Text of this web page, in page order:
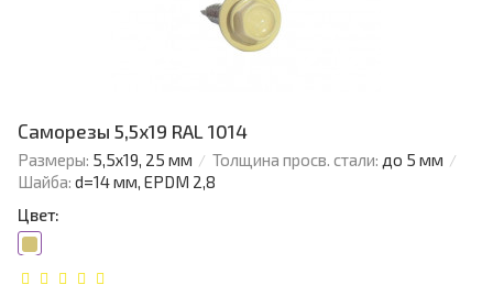
Саморезы 5,5х19 RAL 1014
Размеры: 5,5х19, 25 мм Толщина просв. стали: до 5 мм
Шайба: d=14 мм, EPDM 2,8
Цвет: